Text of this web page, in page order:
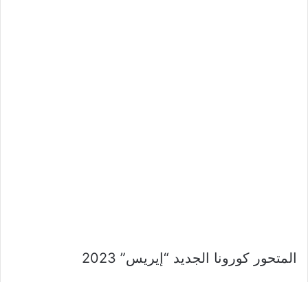
المتحور كورونا الجديد “إيريس” 2023